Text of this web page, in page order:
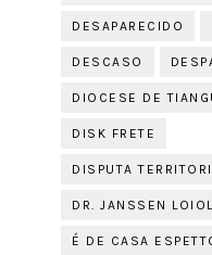
DESAPARECIDO
DESCASO
DIOCESE DE
DISK FRETE
DISPUTA
DR. JANSSEN
É DE CASA